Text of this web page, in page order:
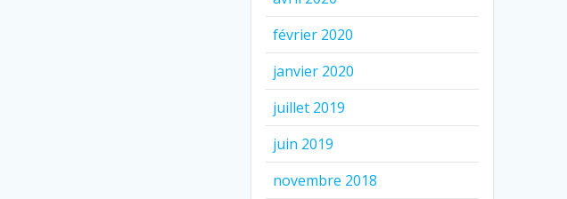
février 2020
janvier 2020
juillet 2019
juin 2019
novembre 2018